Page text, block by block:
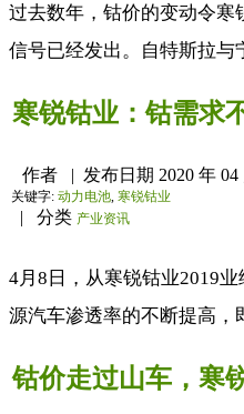
过去数年，钴价的变动令寒
信号已经发出。自特斯拉与
寒锐钴业：钴需求
作者 | 发布日期 2020 年
关键字: 动力电池, 寒锐钴业
| 分类 产业资讯
4月8日，从寒锐钴业2019
源汽车渗透率的不断提高，
钴价走过山车，寒